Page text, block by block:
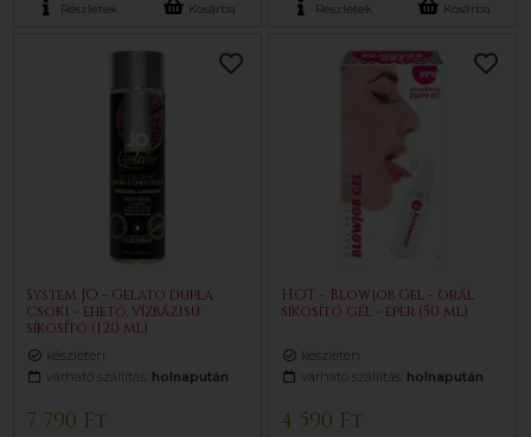
Részletek Kosárba Részletek Kosárba
System JO - Gelato dupla
csoki - ehető, vízbázisú
síkosító (120 ml)
készleten
várható szállítás: holnapután
7 790 Ft
HOT - Blowjob Gel - orál
síkosító gél - eper (50 ml)
készleten
várható szállítás: holnapután
4 590 Ft